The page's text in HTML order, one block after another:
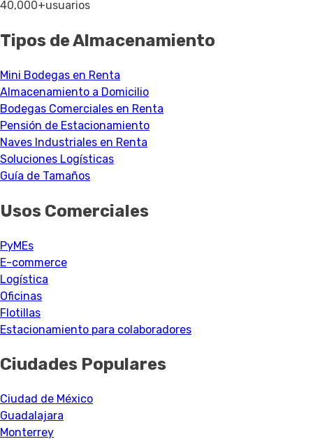
40,000+usuarios
Tipos de Almacenamiento
Mini Bodegas en Renta
Almacenamiento a Domicilio
Bodegas Comerciales en Renta
Pensión de Estacionamiento
Naves Industriales en Renta
Soluciones Logísticas
Guía de Tamaños
Usos Comerciales
PyMEs
E-commerce
Logística
Oficinas
Flotillas
Estacionamiento para colaboradores
Ciudades Populares
Ciudad de México
Guadalajara
Monterrey